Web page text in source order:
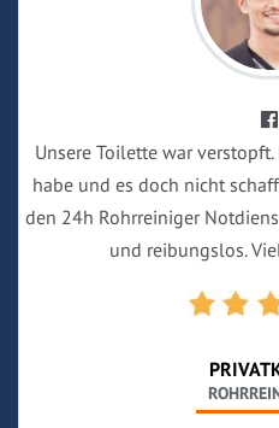
Unsere Toilette war
habe und es doch nicht
den 24h Rohrreiniger
und reibungslos.